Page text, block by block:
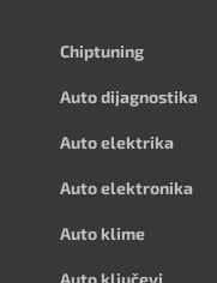
Chiptuning
Auto dijagnostika
Auto elektrika
Auto elektronika
Auto klime
Auto ključevi